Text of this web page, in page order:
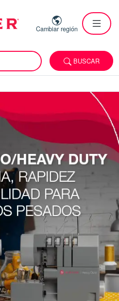
Cambiar región
BUSCAR